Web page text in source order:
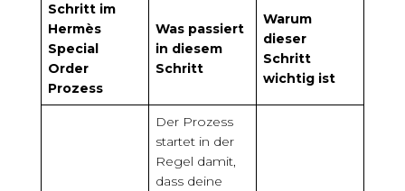
Schritt im
Hermès
Special
Order
Prozess
Was passiert
in diesem
Schritt
Warum
dieser
Schritt
wichtig ist
Der Prozess
startet in der
Regel damit,
dass deine